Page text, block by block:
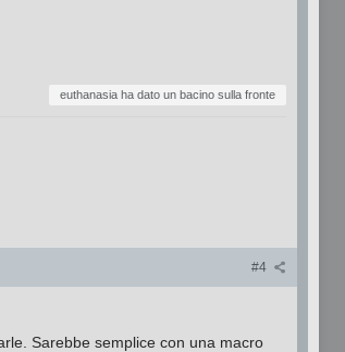
euthanasia ha dato un bacino sulla fronte
#4
Sarebbe semplice con una macro